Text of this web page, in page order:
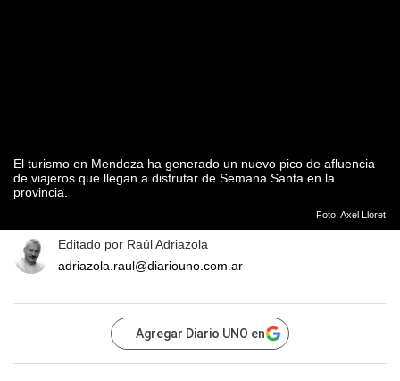
El turismo en Mendoza ha generado un nuevo pico de afluencia
de viajeros que llegan a disfrutar de Semana Santa en la
provincia.
Foto: Axel Lloret
Editado por Raúl Adriazola
adriazola.raul@diariouno.com.ar
Agregar Diario UNO en